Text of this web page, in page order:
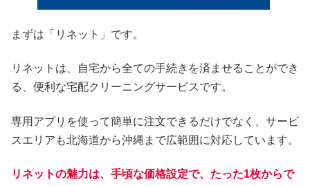
まずは「リネット」です。
リネットは、自宅から全ての手続きを済ませることができ
る、便利な宅配クリーニングサービスです。
専用アプリを使って簡単に注文できるだけでなく、サービ
スエリアも北海道から沖縄まで広範囲に対応しています。
リネットの魅力は、手頃な価格設定で、たった1枚からで